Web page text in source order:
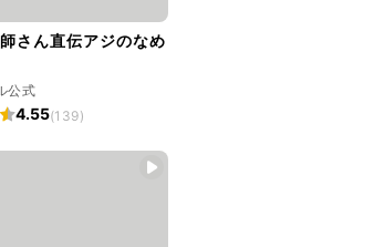
さん直伝アジのなめ
公式
4.55(139)